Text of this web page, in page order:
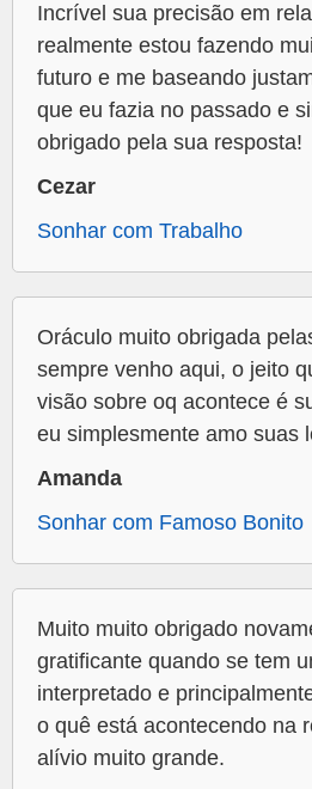
Incrível sua precisão em
realmente estou fazendo
futuro e me baseando
que eu fazia no passado e
obrigado pela sua resposta!
Cezar
Sonhar com Trabalho
Oráculo muito obrigada
sempre venho aqui, o jeito
visão sobre oq acontece é
eu simplesmente amo suas
Amanda
Sonhar com Famoso Bonito
Muito muito obrigado
gratificante quando se tem
interpretado e
o quê está acontecendo na
alívio muito grande.